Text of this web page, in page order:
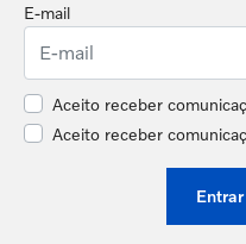
E-mail
Aceito receber
Aceito receber